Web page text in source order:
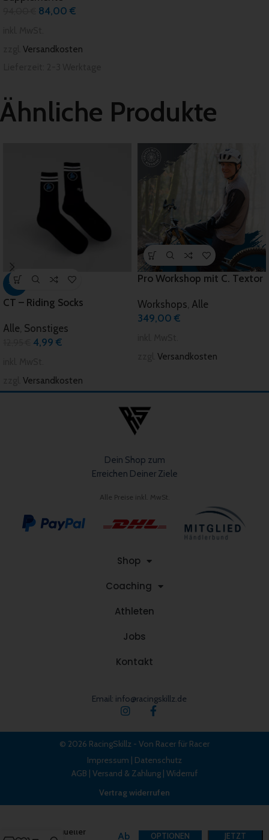
84,00 €
Versandkosten
Ähnliche Produkte
-61%
CT – Riding Socks
Alle, Sonstiges
4,99 €
Versandkosten
Pro Workshop mit C. Textor
Workshops, Alle
349,00 €
Versandkosten
Dein Shop zum
Erreichen Deiner Ziele
Shop
Coaching
Athleten
Jobs
Kontakt
Alle Preise inkl. MwSt.
Email: info@racingskillz.de
© 2026 RacingSkillz - Von Racer für Racer
Impressum
Datenschutz
AGB Versand & Zahlung Widerruf
Vertrag widerrufen
Individueller
Ab OPTIONEN JETZT